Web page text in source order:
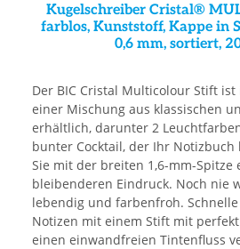
Kugelschreiber Cristal®
farblos, Kunststoff, Kappe in
0,6 mm, sortiert,
Der BIC Cristal Multicolour Stift
einer Mischung aus klassischen
erhältlich, darunter 2
bunter Cocktail, der Ihr
Sie mit der breiten 1,6-mm-Spitze
bleibenderen Eindruck. Noch nie
lebendig und farbenfroh.
Notizen mit einem Stift mit
einen einwandfreien Tintenfluss